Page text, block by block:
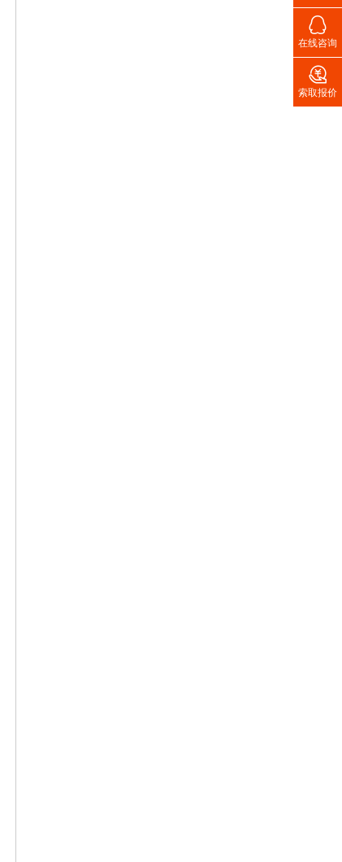

在线咨询

索取报价